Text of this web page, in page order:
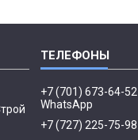
+7 (701) 673-64-52
WhatsApp
+7 (727) 225-75-98